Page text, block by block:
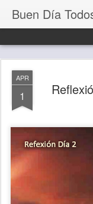
Buen Día
APR
1